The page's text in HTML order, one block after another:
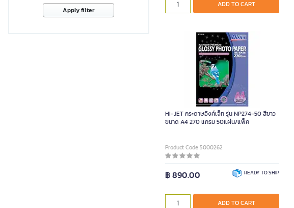
Apply filter
ADD TO CART
HI-JET กระดาษอิงค์เจ็ท รุ่น NP274-50 สีขาว
ขนาด A4 270 แกรม 50แผ่น/แพ็ค
Product Code 5000262
฿ 890.00 READY TO SHIP
ADD TO CART